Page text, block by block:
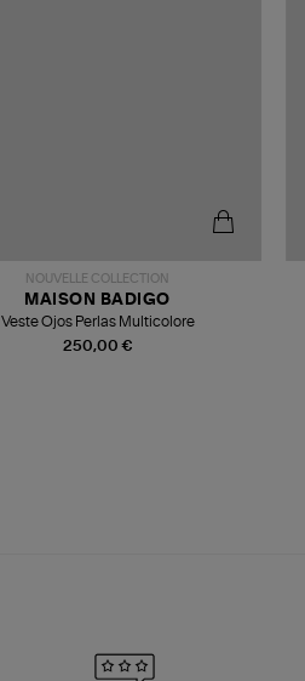
NOUVELLE COLLECTION
250,00 €
MAISON BADIGO
Veste Ojos Perlas Multicolore